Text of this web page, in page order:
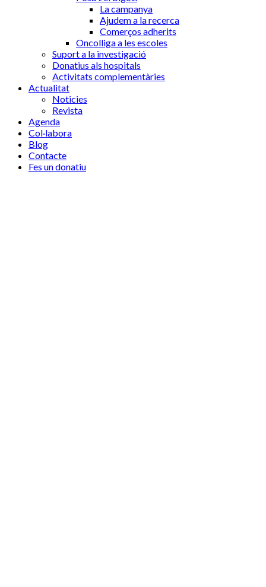
La campanya
Ajudem a la recerca
Comerços adherits
Oncolliga a les escoles
Suport a la investigació
Donatius als hospitals
Activitats complementàries
Actualitat
Noticies
Revista
Agenda
Col·labora
Blog
Contacte
Fes un donatiu